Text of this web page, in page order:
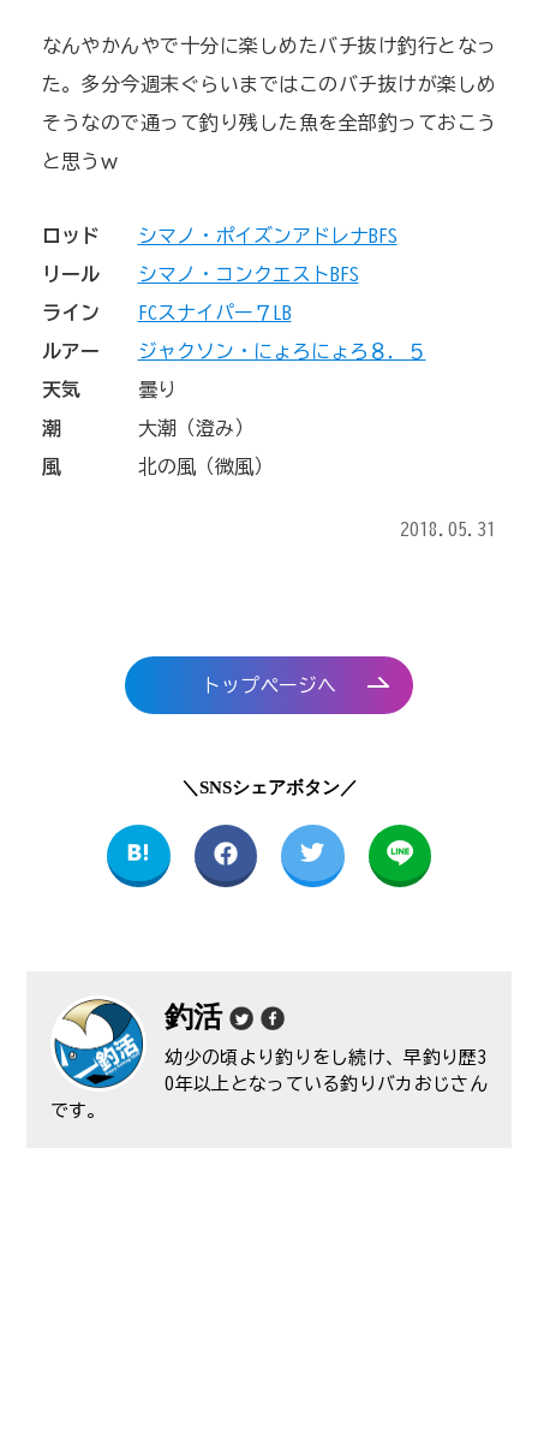
なんやかんやで十分に楽しめたバチ抜け釣行となっ
た。多分今週末ぐらいまではこのバチ抜けが楽しめ
そうなので通って釣り残した魚を全部釣っておこう
と思うｗ
ロッド
シマノ・ポイズンアドレナBFS
リール
シマノ・コンクエストBFS
ライン
FCスナイパー７LB
ルアー
ジャクソン・にょろにょろ８．５
天気
曇り
潮
大潮（澄み）
風
北の風（微風）
2018.05.31
トップページへ
＼SNSシェアボタン／
釣活
幼少の頃より釣りをし続け、早釣り歴3
0年以上となっている釣りバカおじさん
です。